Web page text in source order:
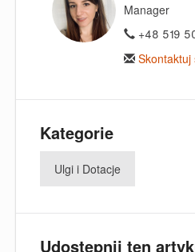
Manager
+48 519
Skontaktuj
Kategorie
Ulgi i Dotacje
Udostępnij ten